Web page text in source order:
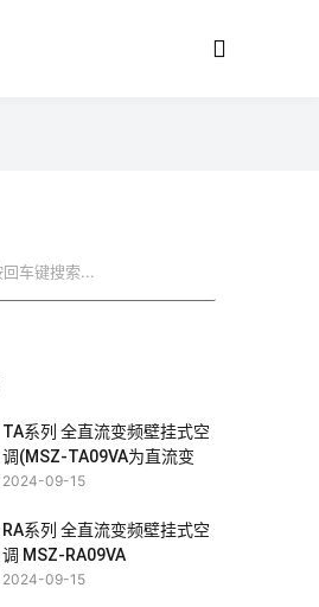
TA系列 全直流变频壁挂式空
调(MSZ-TA09VA为直流变
频)
2024-09-15
RA系列 全直流变频壁挂式空
调 MSZ-RA09VA
2024-09-15